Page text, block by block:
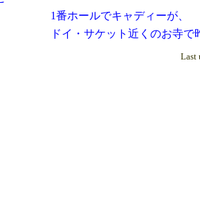
1番ホールでキャディーが、 小心
ドイ・サケット近くのお寺で昨日
Last